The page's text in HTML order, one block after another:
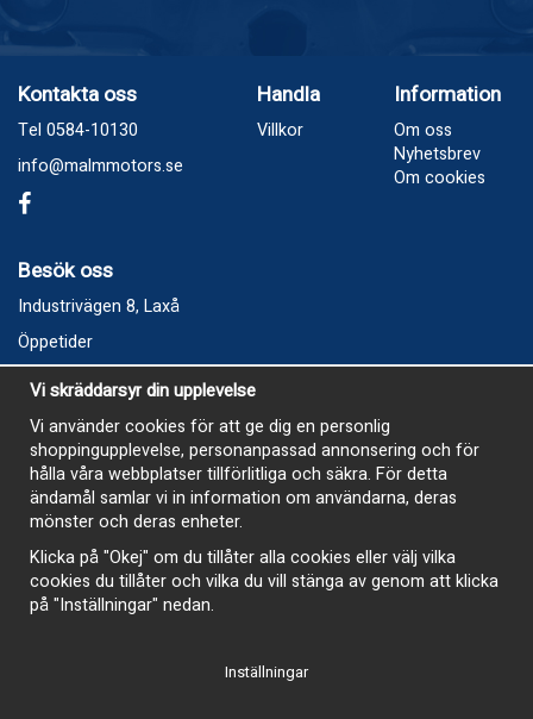
Kontakta oss
Tel 0584-10130
info@malmmotors.se
Handla
Villkor
Information
Om oss
Nyhetsbrev
Om cookies
Besök oss
Industrivägen 8, Laxå
Öppetider
Vecka 32
Måndag kl 9-12, kl 13 - 15
Onsdag kl 9-12, kl 13 - 15
Tisdag, Tordag och Fredag stängt
E-Handelsbutiken är öppen och paket skickas hela
sommaren
Vi skräddarsyr din upplevelse
Vi använder cookies för att ge dig en personlig
shoppingupplevelse, personanpassad annonsering och för
hålla våra webbplatser tillförlitliga och säkra. För detta
ändamål samlar vi in information om användarna, deras
mönster och deras enheter.
Klicka på "Okej" om du tillåter alla cookies eller välj vilka
cookies du tillåter och vilka du vill stänga av genom att klicka
på "Inställningar" nedan.
Inställningar